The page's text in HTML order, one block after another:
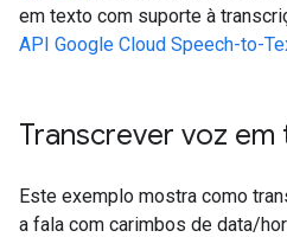
em texto com suporte à
API Google Cloud Speech-to-
Transcrever voz em
Este exemplo mostra como
a fala com carimbos de data/